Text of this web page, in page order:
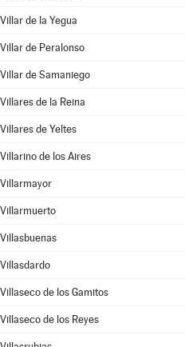
Villar de la Yegua
Villar de Peralonso
Villar de Samaniego
Villares de la Reina
Villares de Yeltes
Villarino de los Aires
Villarmayor
Villarmuerto
Villasbuenas
Villasdardo
Villaseco de los Gamitos
Villaseco de los Reyes